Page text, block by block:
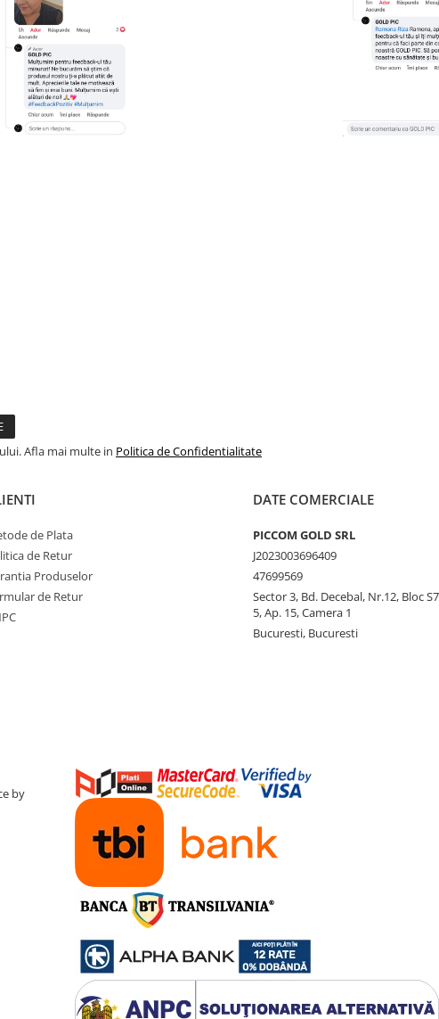
Afla mai multe in Politica de Confidentialitate
de Plata
de Retur
Produselor
de Retur
DATE COMERCIALE
PICCOM GOLD SRL
J2023003696409
47699569
Sector 3, Bd. Decebal, Nr.12, Bloc
5, Ap. 15, Camera 1
Bucuresti, Bucuresti
by